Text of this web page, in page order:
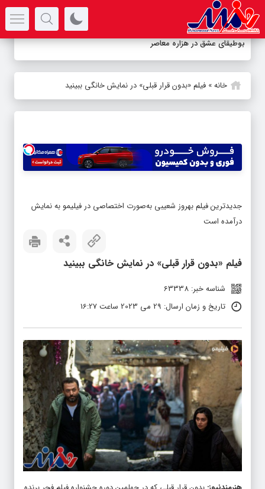
بوطیقای عشق در هزاره معاصر
خانه» فیلم «بدون قرار قبلی» در نمایش خانگی ببینید
جدیدترین فیلم بهروز شعیبی به‌صورت اختصاصی در فیلیمو به نمایش
درآمده است
فیلم «بدون قرار قبلی» در نمایش خانگی ببینید
شناسه خبر: 63338
تاریخ و زمان ارسال: 29 می 2023 ساعت 16:27